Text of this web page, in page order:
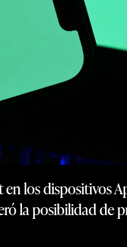
los dispositivos
la posibilidad de